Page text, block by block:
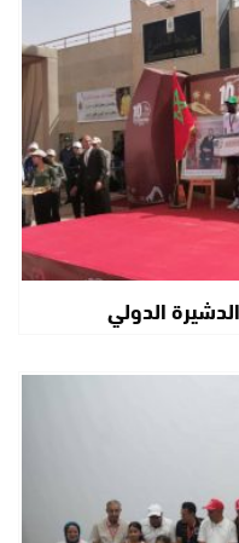
الدولي